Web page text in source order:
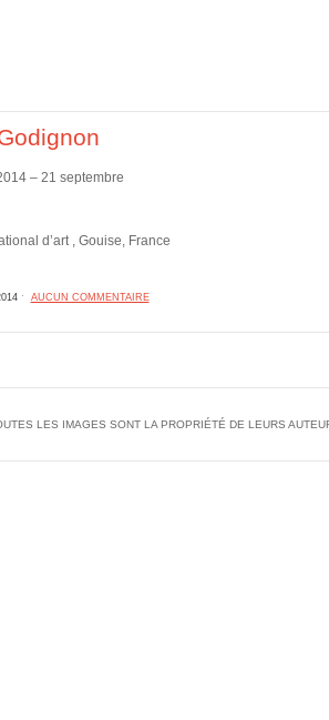
– 21 septembre
d’art , Gouise, France
ˑ AUCUN COMMENTAIRE
LES IMAGES SONT LA PROPRIÉTÉ DE LEURS